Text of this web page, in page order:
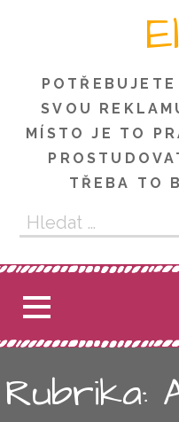
SVOU
MÍSTO JE TO
TŘEBA TO
Vyhledávání
Rubrika: